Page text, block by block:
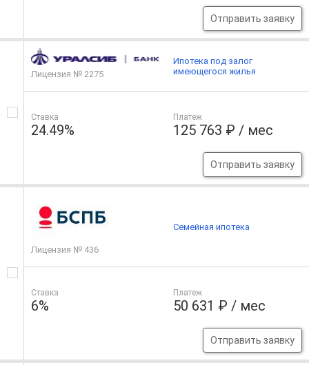
Отправить заявку
Лицензия № 2275
Ставка
24.49%
Платеж
125 763 ₽ / мес
Отправить заявку
Ипотека под залог
имеющегося жилья
Лицензия № 436
Ставка
6%
Платеж
50 631 ₽ / мес
Отправить заявку
Семейная ипотека